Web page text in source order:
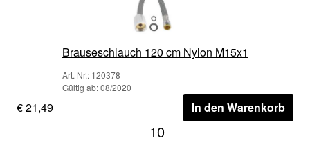
Brauseschlauch 120 cm Nylon M15x1
Art. Nr.: 120378
Gültig ab: 08/2020
€ 21,49 In den Warenkorb
10